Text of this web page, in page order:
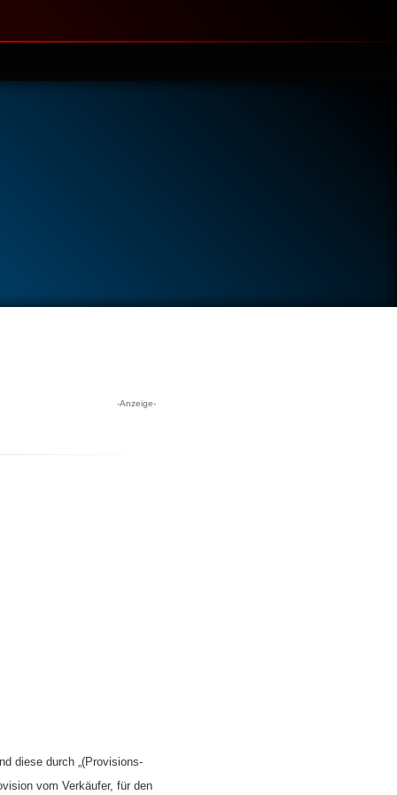
-Anzeige-
diese durch „(Provisions-
vom Verkäufer, für den